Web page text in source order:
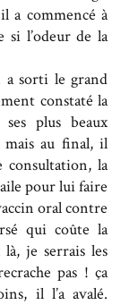
a commencé à
si l’odeur de la
a sorti le grand
constaté la
plus beaux
mais au final, il
consultation, la
pour lui faire
oral contre
qui coûte la
je serrais les
pas ! ça
il l’a avalé.